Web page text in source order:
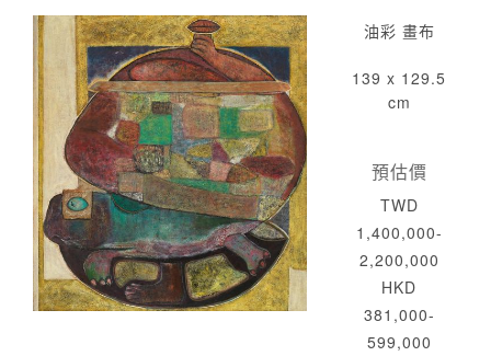
油彩 畫布
139 x 129.5
cm
預估價
TWD
1,400,000-
2,200,000
HKD
381,000-
599,000